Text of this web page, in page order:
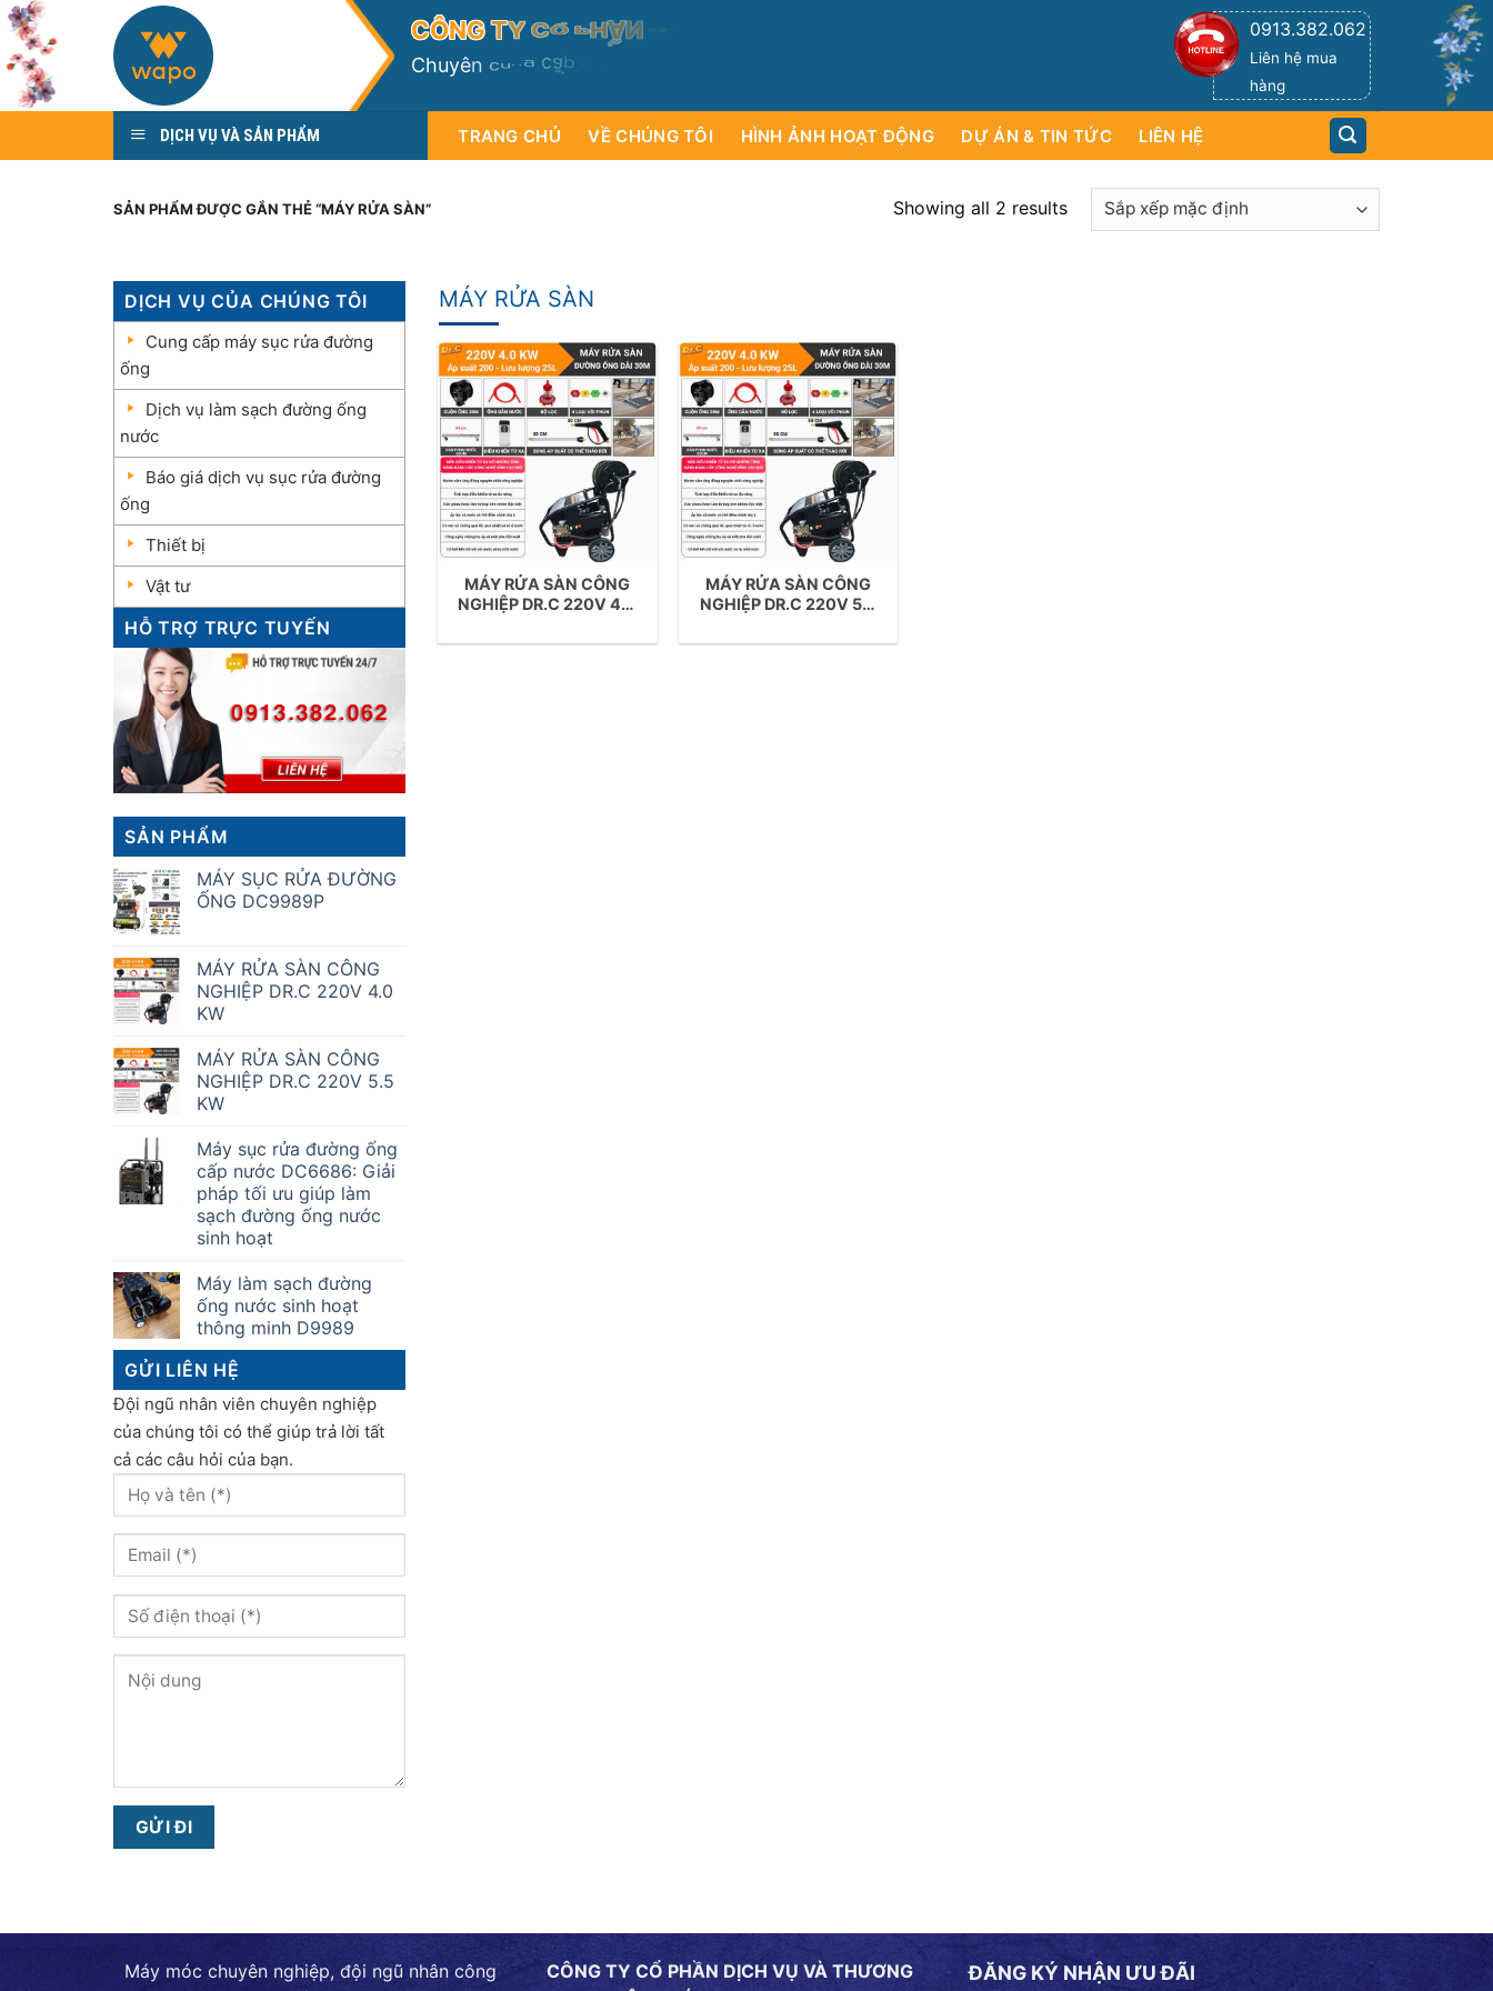
Skip
to
content
CÔNGTY CỔ PHẦN
Chuyên cung cấp
0913.382.062
Liên hệ mua
hàng
DỊCH VỤ VÀ SẢN PHẨM TRANG CHỦ VỀ CHÚNG TÔI HÌNH ẢNH HOẠT ĐỘNG DỰ ÁN & TIN TỨC LIÊN HỆ
SẢN PHẨM ĐƯỢC GẮN THẺ “MÁY RỬA SÀN” Showing all 2 results
DỊCH VỤ CỦA CHÚNG TÔI
Cung cấp máy sục rửa đường
ống
Dịch vụ làm sạch đường ống
nước
Báo giá dịch vụ sục rửa đường
ống
Thiết bị
Vật tư
HỖ TRỢ TRỰC TUYẾN
SẢN PHẨM
MÁY SỤC RỬA ĐƯỜNG
ỐNG DC9989P
MÁY RỬA SÀN CÔNG
NGHIỆP DR.C 220V 4.0
KW
MÁY RỬA SÀN CÔNG
NGHIỆP DR.C 220V 5.5
KW
Máy sục rửa đường ống
cấp nước DC6686: Giải
pháp tối ưu giúp làm
sạch đường ống nước
sinh hoạt
Máy làm sạch đường
ống nước sinh hoạt
thông minh D9989
GỬI LIÊN HỆ
Đội ngũ nhân viên chuyên nghiệp
của chúng tôi có thể giúp trả lời tất
cả các câu hỏi của bạn.
MÁY RỬA SÀN
MÁY RỬA SÀN CÔNG
NGHIỆP DR.C 220V 4.0
MÁY RỬA SÀN CÔNG
NGHIỆP DR.C 220V 5.5
Máy móc chuyên nghiệp, đội ngũ nhân công
CÔNG TY CỔ PHẦN DỊCH VỤ VÀ THƯƠNG
ĐĂNG KÝ NHẬN ƯU ĐÃI